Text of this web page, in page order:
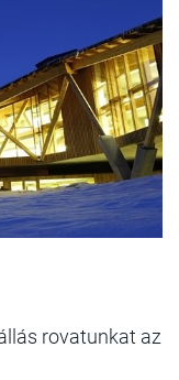
rovatunkat az